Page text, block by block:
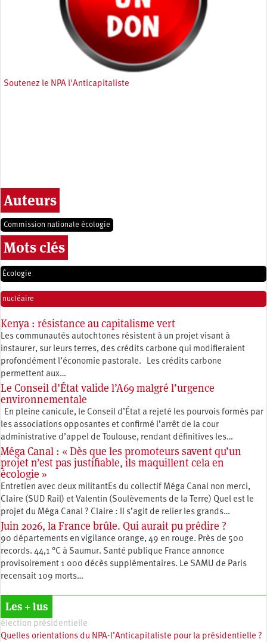
Soutenez le NPA l'Anticapitaliste
Auteurs
Commission nationale écologie
Mots clés
Écologie
nucléaire
Kenya : résistance au capitalisme vert
Les communautés autochtones résistent à un projet visant à
instaurer, sur leurs terres, des crédits carbone qui modifieraient
profondément l’économie pastorale. Les crédits carbone
permettent aux…
Le Conseil d’État valide l’A69 malgré l’urgence
environnementale
En pleine canicule, le Conseil d’État a rejeté les pourvois formés par
les associations opposantes et confirmé l’arrêt de la cour
administrative d’appel de Toulouse, rendant définitives les…
Méga Canal : « Dès que les promoteurs savent qu’un
projet n’est pas justifiable, ils maquillent cela en
écologie »
Entretien avec deux militantEs du collectif Méga Canal non merci,
Claire (SUD Rail) et Valentin (Soulèvements de la Terre) Quel est le
projet du Méga Canal ? Claire : Il s’agit de relier les grands…
Juin 2026, la France brûle. Qui aurait pu prédire ?
90 départements en vigilance orange, 49 en rouge. Près de 500
records. 44,1 °C à Saumur. Santé publique France annonce
provisoirement 1 000 décès supplémentaires. Le SAMU de Paris
recensait 109 morts…
Les + lus
élection présidentielle
Quelles orientations du NPA-l’Anticapitaliste pour la présidentielle ?